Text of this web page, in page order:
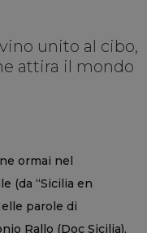
unito al cibo,
attira il mondo
ormai nel
(da “Sicilia en
parole di
Rallo (Doc Sicilia),